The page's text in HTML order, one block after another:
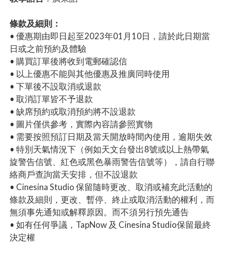
條款及細則：
• 優惠期由即日起至2023年01月10日，請於此日期當
日或之前預約及體驗
• 購買訂單後將收到電郵確認信
• 以上優惠不能與其他優惠及推廣同時使用
• 下單後不設取消或退款
• 取消訂單皆不予退款
• 缺席預約或取消預約將不設退款
• 圖片僅供參考，實際內容請參照實物
• 需要按照預訂日期及當天開放時間內使用，逾期失效
• 特別天氣情況下（例如天文台發出8號或以上熱帶氣
旋警告信號、紅色或黑色暴雨警告信號等），請自行聯
絡商戶查詢當天安排，但不設退款
• Cinesina Studio 保留隨時更改、取消或補充此活動的
條款及細則，更改、暫停、終止或取消活動的權利，而
無須事先通知或解釋原因。而不須另行預先通告
• 如有任何爭議，TapNow 及 Cinesina Studio保留最終
決定權